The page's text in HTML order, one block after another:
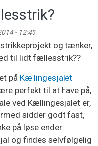
- 12:45
og tænker,
til lidt fællesstrik??
på Kællingesjalet
perfekt til at have på,
ved Kællingesjalet er,
sidder godt fast,
på løse ender.
og findes selvfølgelig